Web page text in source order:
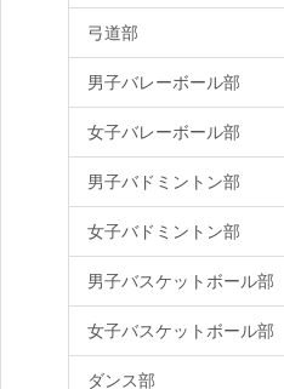
弓道部
男子バレーボール部
女子バレーボール部
男子バドミントン部
女子バドミントン部
男子バスケットボール部
女子バスケットボール部
ダンス部